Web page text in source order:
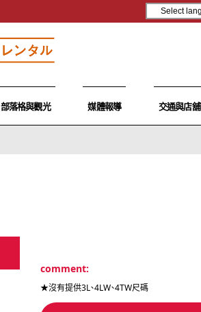
部落格與觀光 媒體報導 交通與店舖
comment:
★沒有提供3L、4LW、4TW尺碼